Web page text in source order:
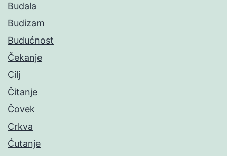
Budala
Budizam
Budućnost
Čekanje
Cilj
Čitanje
Čovek
Crkva
Ćutanje